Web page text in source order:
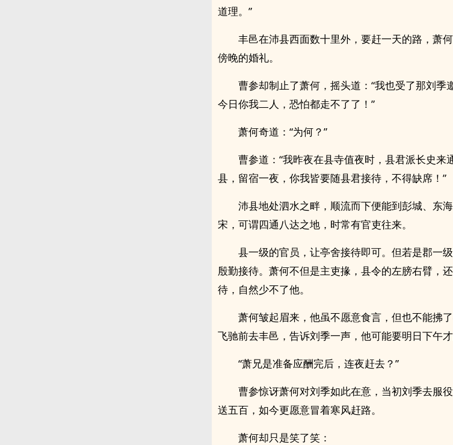
道理。”
丰邑在沛县西面数十里外，要赶一天的路，萧
傍晚的婚礼。
曹参却制止了萧何，摇头道：“我也受了那刘季
今日你我二人，恐怕都走不了了！”
萧何奇道：“为何？”
曹参道：“我昨夜在县寺值夜时，县君派长史来
县，留宿一夜，你我皆要随县君接待，不得缺席！”
沛县地处泗水之畔，顺流而下便能到彭城、东
宋，可谓四通八达之地，时常有官吏往来。
县一级的官员，让亭舍接待即可。但若是郡一
殷勤接待。萧何不但是主吏掾，县令的左膀右臂，
待，自然少不了他。
萧何皱起眉来，他虽不愿意食言，但也不能拂
飞驰前去丰邑，告诉刘季一声，他可能要明日下午才
“萧兄是准备应酬完后，连夜赶去？”
曹参惊讶萧何对刘季如此在意，当初刘季去服
送五百，如今更愿意冒着寒风赶路。
萧何却只是笑了笑：